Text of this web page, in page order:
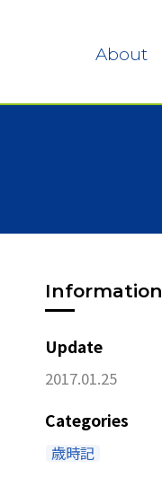
About
Information
Update
2017.01.25
Categories
歳時記